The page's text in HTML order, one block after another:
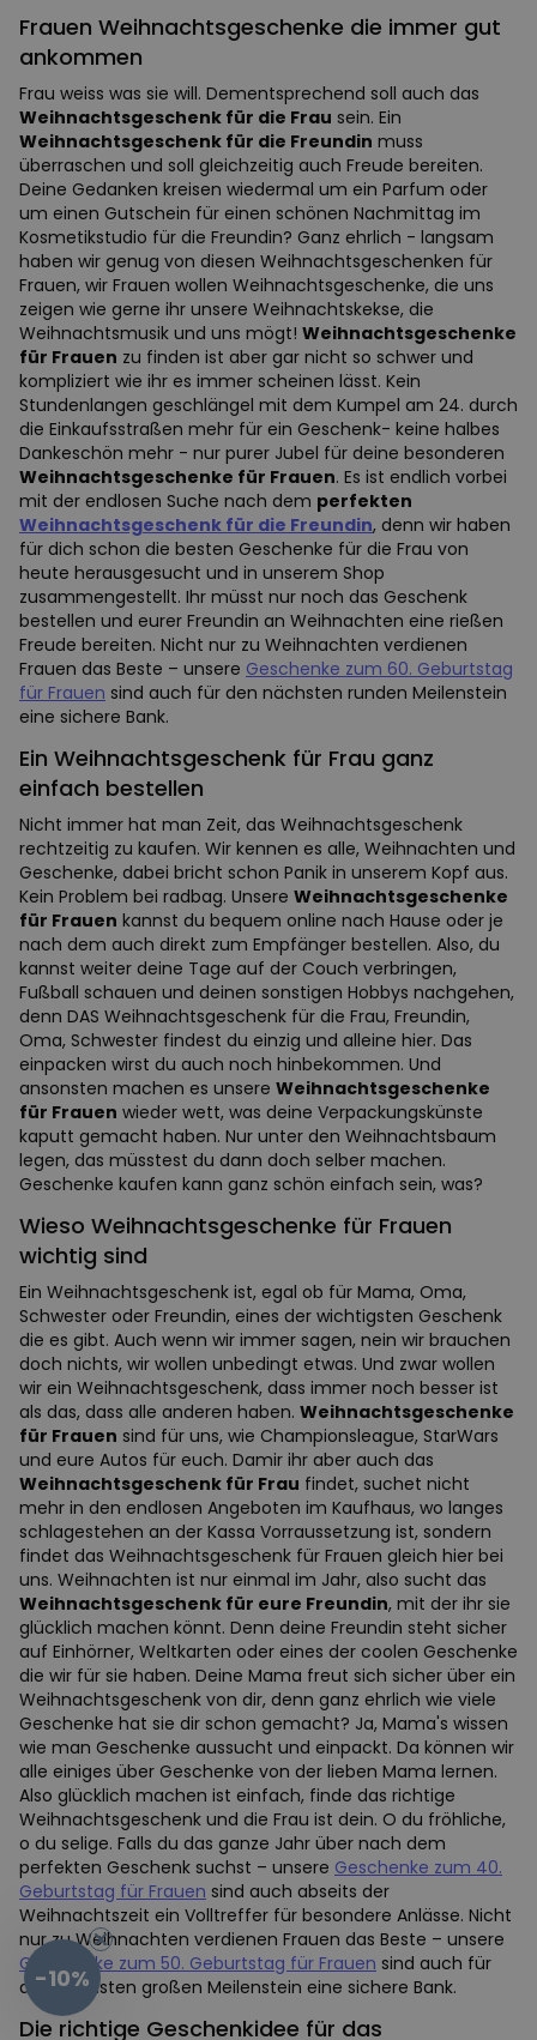
Frauen Weihnachtsgeschenke die immer gut
ankommen
Frau weiss was sie will. Dementsprechend soll auch das
Weihnachtsgeschenk für die Frau sein. Ein
Weihnachtsgeschenk für die Freundin muss
überraschen und soll gleichzeitig auch Freude bereiten.
Deine Gedanken kreisen wiedermal um ein Parfum oder
um einen Gutschein für einen schönen Nachmittag im
Kosmetikstudio für die Freundin? Ganz ehrlich - langsam
haben wir genug von diesen Weihnachtsgeschenken für
Frauen, wir Frauen wollen Weihnachtsgeschenke, die uns
zeigen wie gerne ihr unsere Weihnachtskekse, die
Weihnachtsmusik und uns mögt! Weihnachtsgeschenke
für Frauen zu finden ist aber gar nicht so schwer und
kompliziert wie ihr es immer scheinen lässt. Kein
Stundenlangen geschlängel mit dem Kumpel am 24. durch
die Einkaufsstraßen mehr für ein Geschenk- keine halbes
Dankeschön mehr - nur purer Jubel für deine besonderen
Weihnachtsgeschenke für Frauen. Es ist endlich vorbei
mit der endlosen Suche nach dem perfekten
Weihnachtsgeschenk für die Freundin, denn wir haben
für dich schon die besten Geschenke für die Frau von
heute herausgesucht und in unserem Shop
zusammengestellt. Ihr müsst nur noch das Geschenk
bestellen und eurer Freundin an Weihnachten eine rießen
Freude bereiten. Nicht nur zu Weihnachten verdienen
Frauen das Beste – unsere Geschenke zum 60. Geburtstag
für Frauen sind auch für den nächsten runden Meilenstein
eine sichere Bank.
Ein Weihnachtsgeschenk für Frau ganz
einfach bestellen
Nicht immer hat man Zeit, das Weihnachtsgeschenk
rechtzeitig zu kaufen. Wir kennen es alle, Weihnachten und
Geschenke, dabei bricht schon Panik in unserem Kopf aus.
Kein Problem bei radbag. Unsere Weihnachtsgeschenke
für Frauen kannst du bequem online nach Hause oder je
nach dem auch direkt zum Empfänger bestellen. Also, du
kannst weiter deine Tage auf der Couch verbringen,
Fußball schauen und deinen sonstigen Hobbys nachgehen,
denn DAS Weihnachtsgeschenk für die Frau, Freundin,
Oma, Schwester findest du einzig und alleine hier. Das
einpacken wirst du auch noch hinbekommen. Und
ansonsten machen es unsere Weihnachtsgeschenke
für Frauen wieder wett, was deine Verpackungskünste
kaputt gemacht haben. Nur unter den Weihnachtsbaum
legen, das müsstest du dann doch selber machen.
Geschenke kaufen kann ganz schön einfach sein, was?
Wieso Weihnachtsgeschenke für Frauen
wichtig sind
Ein Weihnachtsgeschenk ist, egal ob für Mama, Oma,
Schwester oder Freundin, eines der wichtigsten Geschenk
die es gibt. Auch wenn wir immer sagen, nein wir brauchen
doch nichts, wir wollen unbedingt etwas. Und zwar wollen
wir ein Weihnachtsgeschenk, dass immer noch besser ist
als das, dass alle anderen haben. Weihnachtsgeschenke
für Frauen sind für uns, wie Championsleague, StarWars
und eure Autos für euch. Damir ihr aber auch das
Weihnachtsgeschenk für Frau findet, suchet nicht
mehr in den endlosen Angeboten im Kaufhaus, wo langes
schlagestehen an der Kassa Vorraussetzung ist, sondern
findet das Weihnachtsgeschenk für Frauen gleich hier bei
uns. Weihnachten ist nur einmal im Jahr, also sucht das
Weihnachtsgeschenk für eure Freundin, mit der ihr sie
glücklich machen könnt. Denn deine Freundin steht sicher
auf Einhörner, Weltkarten oder eines der coolen Geschenke
die wir für sie haben. Deine Mama freut sich sicher über ein
Weihnachtsgeschenk von dir, denn ganz ehrlich wie viele
Geschenke hat sie dir schon gemacht? Ja, Mama's wissen
wie man Geschenke aussucht und einpackt. Da können wir
alle einiges über Geschenke von der lieben Mama lernen.
Also glücklich machen ist einfach, finde das richtige
Weihnachtsgeschenk und die Frau ist dein. O du fröhliche,
o du selige. Falls du das ganze Jahr über nach dem
perfekten Geschenk suchst – unsere Geschenke zum 40.
Geburtstag für Frauen sind auch abseits der
Weihnachtszeit ein Volltreffer für besondere Anlässe. Nicht
nur zu Weihnachten verdienen Frauen das Beste – unsere
Geschenke zum 50. Geburtstag für Frauen sind auch für
den nächsten großen Meilenstein eine sichere Bank.
Die richtige Geschenkidee für das
-10%